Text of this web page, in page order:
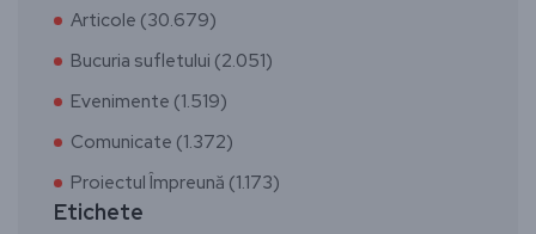
Articole (30.679)
Bucuria sufletului (2.051)
Evenimente (1.519)
Comunicate (1.372)
Proiectul Împreună (1.173)
Etichete